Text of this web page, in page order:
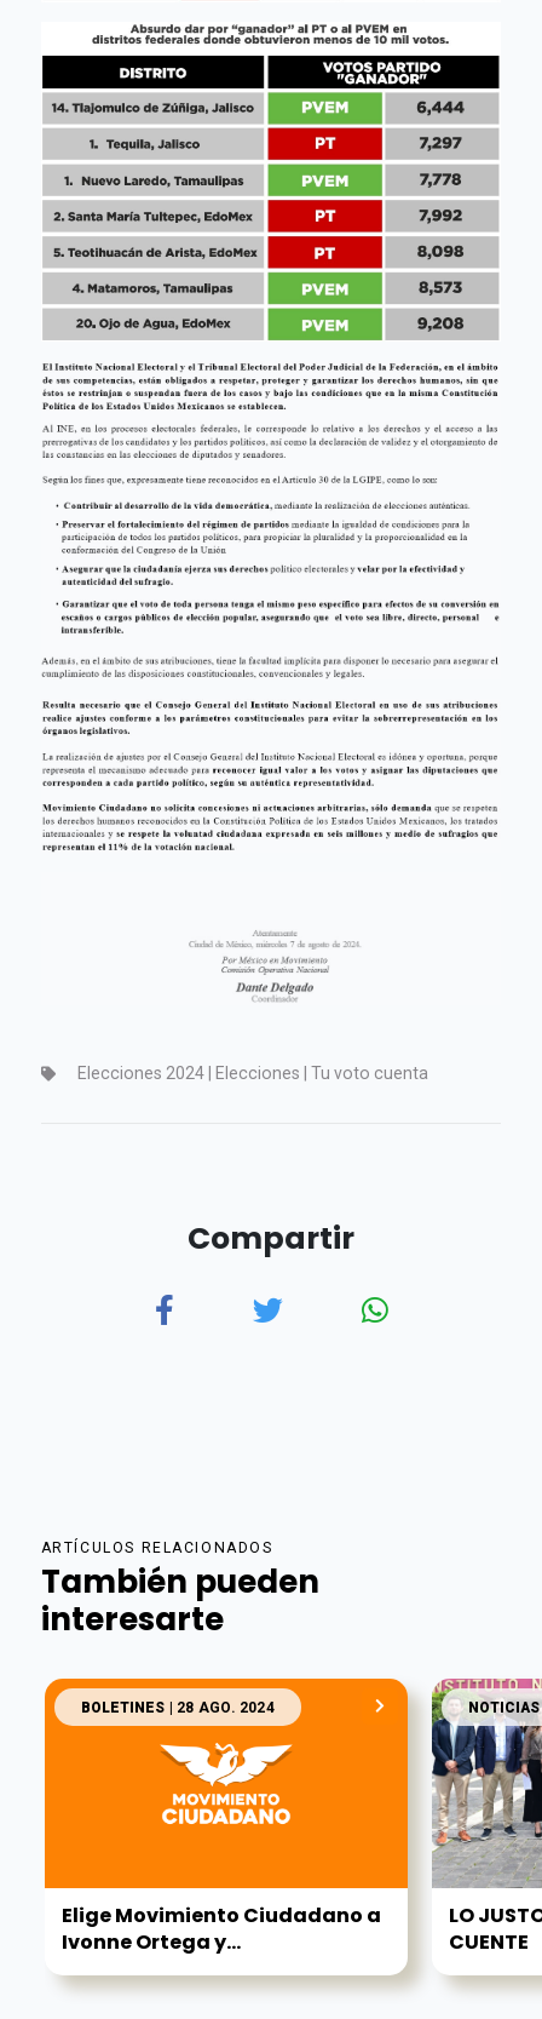
Elecciones 2024 | Elecciones | Tu voto cuenta
Compartir
ARTÍCULOS RELACIONADOS
También pueden
interesarte
BOLETINES | 28 AGO. 2024
Elige Movimiento Ciudadano a
Ivonne Ortega y...
NOTICIAS
LO
CUENTE